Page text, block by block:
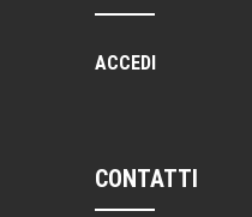
ACCEDI
CONTATTI